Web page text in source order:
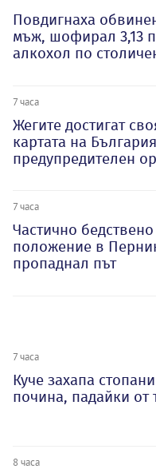
Повдигнаха
мъж, шофирал 3,13
алкохол по
7 часа
Жегите достигат
картата на
предупредителен
7 часа
Частично бедствено
положение в
пропаднал път
7 часа
Куче захапа
почина, падайки от
8 часа